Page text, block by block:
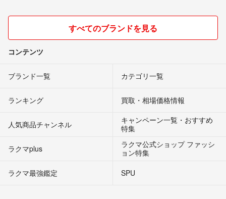
すべてのブランドを見る
コンテンツ
ブランド一覧 カテゴリ一覧
ランキング 買取・相場価格情報
人気商品チャンネル
キャンペーン一覧・おすすめ
特集
ラクマplus
ラクマ公式ショップ ファッシ
ョン特集
ラクマ最強鑑定
SPU